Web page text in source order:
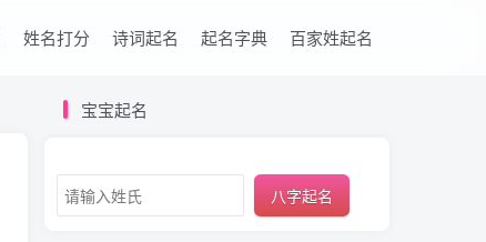
姓名打分 诗词起名 起名字典 百家姓起名
宝宝起名
八字起名